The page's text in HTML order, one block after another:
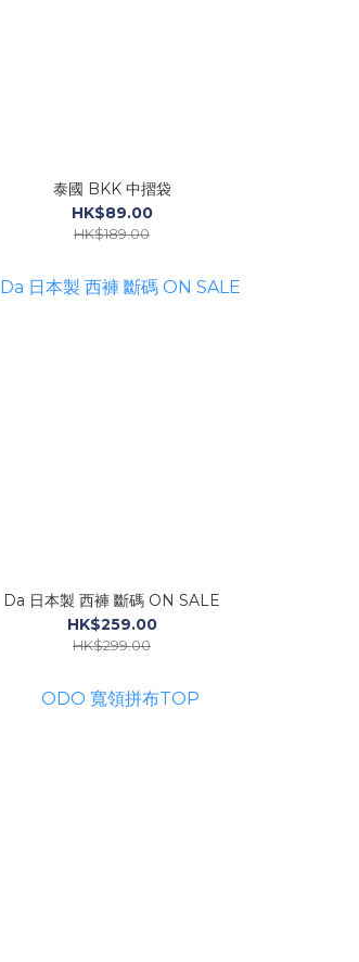
泰國 BKK 中摺袋
HK$89.00
HK$189.00
Da 日本製 西褲 斷碼 ON SALE
HK$259.00
HK$299.00